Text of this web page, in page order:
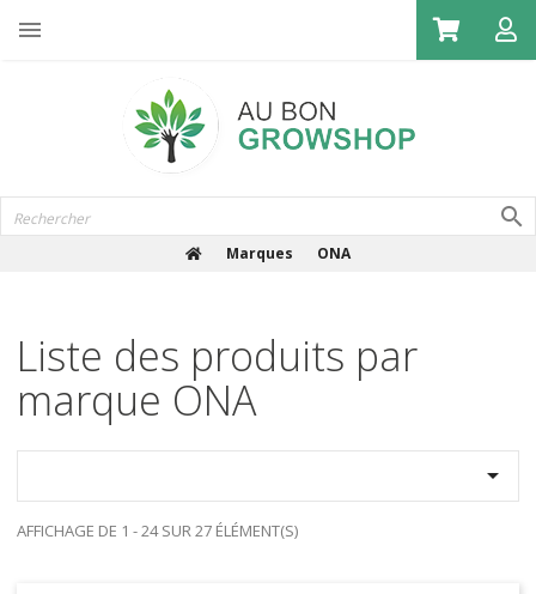

Marques ONA
Liste des produits par
marque ONA

AFFICHAGE DE 1 - 24 SUR 27 ÉLÉMENT(S)